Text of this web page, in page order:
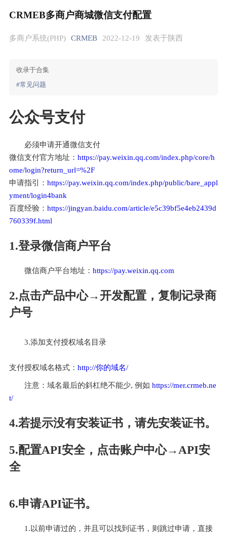
CRMEB多商户商城微信支付配置
多商户系统(PHP) CRMEB 2022-12-19 发表于陕西
收录于合集
#常见问题
公众号支付
必须申请开通微信支付
微信支付官方地址： https://pay.weixin.qq.com/index.php/core/h
ome/login?return_url=%2F
申请指引： https://pay.weixin.qq.com/index.php/public/bare_appl
yment/login4bank
百度经验： https://jingyan.baidu.com/article/e5c39bf5e4eb2439d
760339f.html
1.登录微信商户平台
微信商户平台地址： https://pay.weixin.qq.com
2.点击产品中心→开发配置，复制记录商
户号
3.添加支付授权域名目录
支付授权域名格式： http://你的域名/
注意：域名最后的斜杠绝不能少, 例如 https://mer.crmeb.ne
t/
4.若提示没有安装证书，请先安装证书。
5.配置API安全，点击账户中心→API安
全
6.申请API证书。
1.以前申请过的，并且可以找到证书，则跳过申请，直接